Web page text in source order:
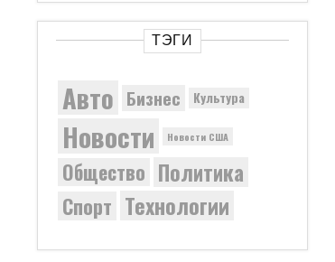
ТЭГИ
Авто Бизнес Культура
Новости Новости США
Общество Политика
Спорт Технологии